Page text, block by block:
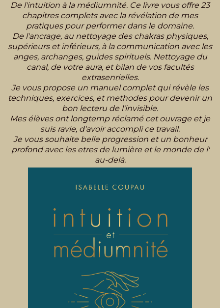
De l'intuition à la médiumnité. Ce livre vous offre 23
chapitres complets avec la révélation de mes
pratiques pour performer dans le domaine.
De l'ancrage, au nettoyage des chakras physiques,
supérieurs et inférieurs, à la communication avec les
anges, archanges, guides spirituels. Nettoyage du
canal, de votre aura, et bilan de vos facultés
extrasenrielles.
Je vous propose un manuel complet qui révèle les
techniques, exercices, et methodes pour devenir un
bon lecteru de l'invisible.
Mes élèves ont longtemp réclamé cet ouvrage et je
suis ravie, d'avoir accompli ce travail.
Je vous souhaite belle progression et un bonheur
profond avec les etres de lumière et le monde de l'
au-delà.